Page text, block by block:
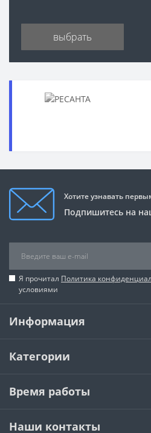
выбрать
Хотите узнавать
Подпишитесь на
Я прочитал Политика
условиями
Информация
Категории
Время работы
Наши контакты